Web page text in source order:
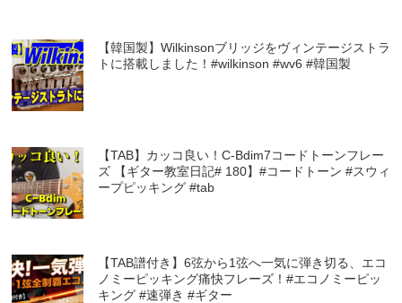
【韓国製】Wilkinsonブリッジをヴィンテージストラ
トに搭載しました！#wilkinson #wv6 #韓国製
【TAB】カッコ良い！C-Bdim7コードトーンフレー
ズ 【ギター教室日記# 180】#コードトーン #スウィ
ープピッキング #tab
【TAB譜付き】6弦から1弦へ一気に弾き切る、エコ
ノミーピッキング痛快フレーズ！#エコノミーピッ
キング #速弾き #ギター